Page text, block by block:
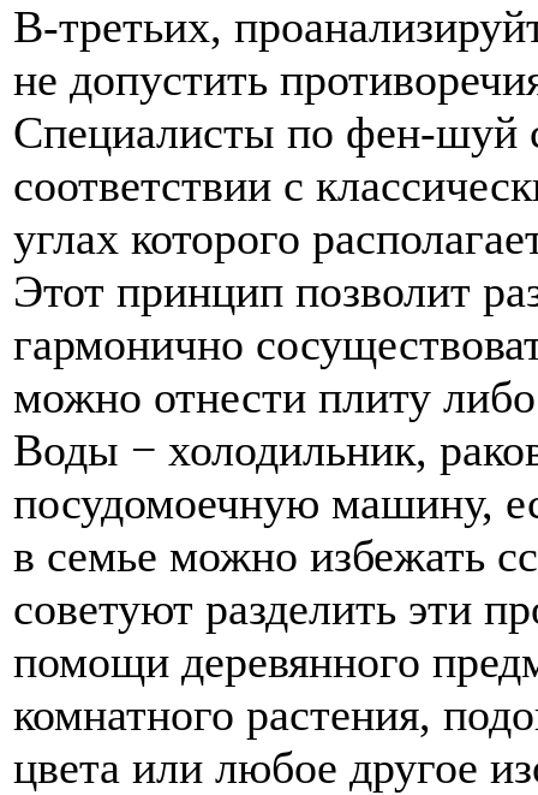
В-третьих,
не допустить
Специалисты по фен-шуй
соответствии с
углах которого
Этот принцип позволит
гармонично
можно отнести плиту
Воды − холодильник,
посудомоечную машину,
в семье можно избежать
советуют разделить эти
помощи деревянного
комнатного растения,
цвета или любое другое